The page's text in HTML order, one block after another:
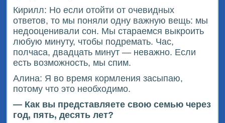
Кирилл: Но если отойти от очевидных
ответов, то мы поняли одну важную вещь: мы
недооценивали сон. Мы стараемся выкроить
любую минуту, чтобы подремать. Час,
полчаса, двадцать минут — неважно. Если
есть возможность, мы спим.
Алина: Я во время кормления засыпаю,
потому что это необходимо.
— Как вы представляете свою семью через
год, пять, десять лет?